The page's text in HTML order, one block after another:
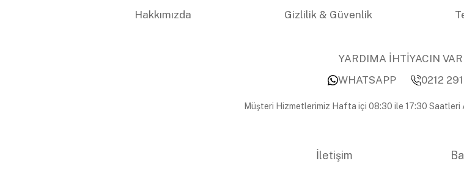
Hakkımızda Gizlilik & Güvenlik
YARDIMA İHTİYACIN
WHATSAPP
0212
Müşteri Hizmetlerimiz Hafta içi 08:30 ile 17:30 Saatleri
İletişim